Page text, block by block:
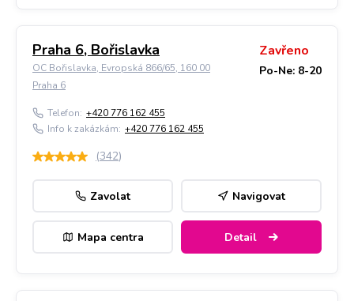
Praha 6, Bořislavka
OC Bořislavka, Evropská 866/65, 160 00
Praha 6
Zavřeno
Po-Ne: 8-20
Telefon: +420 776 162 455
Info k zakázkám: +420 776 162 455
(342)
Zavolat Navigovat
Mapa centra Detail